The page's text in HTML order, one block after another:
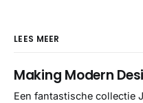
LEES MEER
Making Modern
Een fantastische collectie